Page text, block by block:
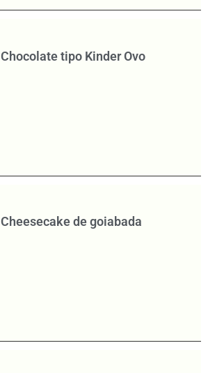
Chocolate tipo Kinder Ovo
Cheesecake de goiabada